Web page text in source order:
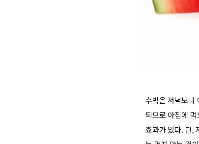
수박은 저녁보다
되므로 아침에
효과가 있다. 단,